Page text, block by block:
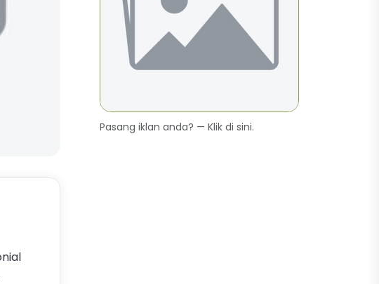
Pasang iklan anda? — Klik di sini.